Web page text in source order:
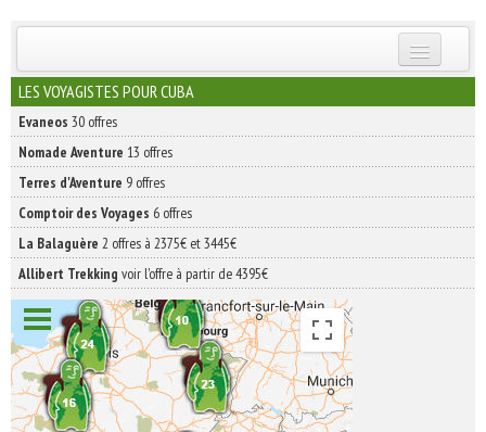
INSCRIVEZ-VOUS | ABONNEZ-VOUS
LES VOYAGISTES POUR CUBA
Evaneos 30 offres
Nomade Aventure 13 offres
Terres d'Aventure 9 offres
Comptoir des Voyages 6 offres
La Balaguère 2 offres à 2375€ et 3445€
Allibert Trekking voir l'offre à partir de 4395€